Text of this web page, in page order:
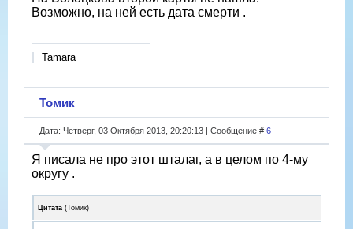
Возможно, на ней есть дата смерти .
Tamara
Томик
Дата: Четверг, 03 Октября 2013, 20:20:13 | Сообщение # 6
Я писала не про этот шталаг, а в целом по 4-му
округу .
Цитата (Томик)